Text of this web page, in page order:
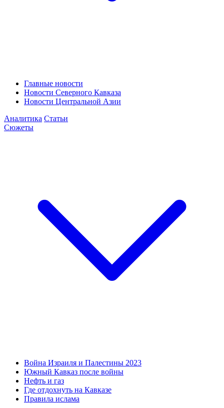
Главные новости
Новости Северного Кавказа
Новости Центральной Азии
Аналитика Статьи
Сюжеты
Война Израиля и Палестины 2023
Южный Кавказ после войны
Нефть и газ
Где отдохнуть на Кавказе
Правила ислама